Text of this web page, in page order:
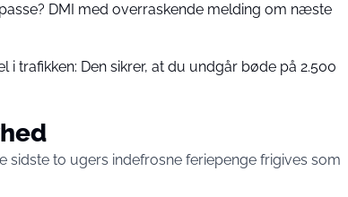
DMI med overraskende melding om næste
i trafikken: Den sikrer, at du undgår bøde på 2.500
sidste to ugers indefrosne feriepenge frigives som